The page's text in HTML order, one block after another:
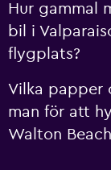
Hur gammal
bil i
flygplats?
Vilka papper
man för att
Walton